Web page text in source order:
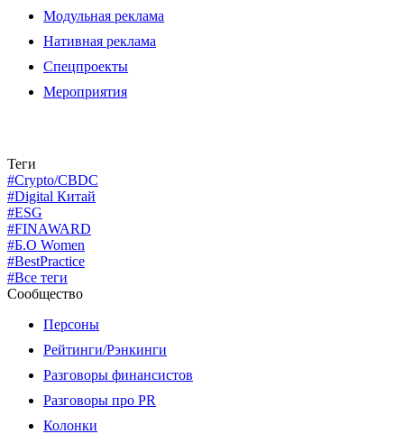
Модульная реклама
Нативная реклама
Спецпроекты
Мероприятия
Теги
#Crypto/CBDC
#Digital Китай
#ESG
#FINAWARD
#Б.О Women
#BestPractice
#Все теги
Сообщество
Персоны
Рейтинги/Рэнкинги
Разговоры финансистов
Разговоры про PR
Колонки